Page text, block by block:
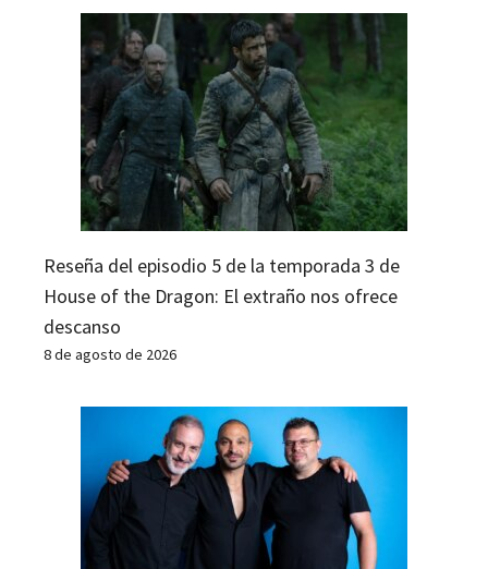
Reseña del episodio 5 de la temporada 3 de
House of the Dragon: El extraño nos ofrece
descanso
8 de agosto de 2026